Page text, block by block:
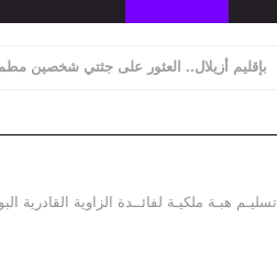
بإقليم أزيلال.. العثور على جثتي شخصين
تسليـم هبـة ملكيـة لفائــدة الزاوية القادرية